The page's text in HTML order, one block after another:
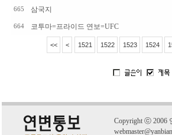
665 삼국지
664 코투마=프라이드 연보=UFC
<< < 1521 1522 1523 1524
Copyright ⓒ 2006